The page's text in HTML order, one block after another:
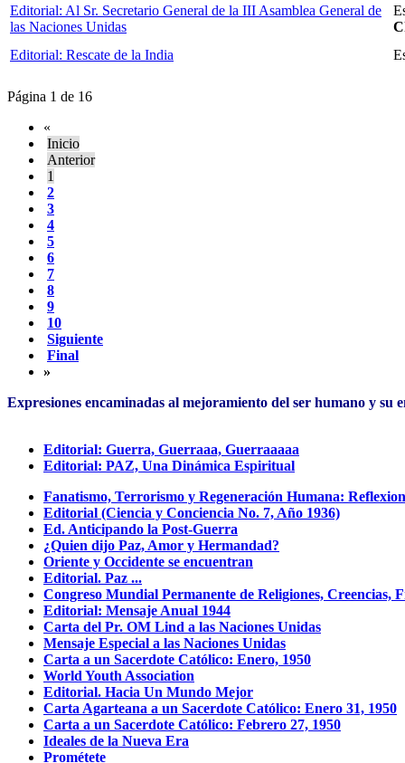
Editorial: Al Sr. Secretario General de la III Asamblea General de
las Naciones Unidas
Editorial: Rescate de la India
Página 1 de 16
«
Inicio
Anterior
1
2
3
4
5
6
7
8
9
10
Siguiente
Final
»
Expresiones encaminadas al mejoramiento del ser humano y su
Editorial: Guerra, Guerraaa, Guerraaaaa
Editorial: PAZ, Una Dinámica Espiritual
Fanatismo, Terrorismo y Regeneración Humana:
Editorial (Ciencia y Conciencia No. 7, Año 1936)
Ed. Anticipando la Post-Guerra
¿Quien dijo Paz, Amor y Hermandad?
Oriente y Occidente se encuentran
Editorial. Paz ...
Congreso Mundial Permanente de Religiones, Creencias,
Editorial: Mensaje Anual 1944
Carta del Pr. OM Lind a las Naciones Unidas
Mensaje Especial a las Naciones Unidas
Carta a un Sacerdote Católico: Enero, 1950
World Youth Association
Editorial. Hacia Un Mundo Mejor
Carta Agarteana a un Sacerdote Católico: Enero 31, 1950
Carta a un Sacerdote Católico: Febrero 27, 1950
Ideales de la Nueva Era
Prométete